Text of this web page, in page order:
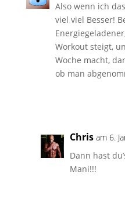
Also wenn ich
viel viel Besser!
Workout steigt,
Woche macht,
ob man
Chris am 6.
Dann hast
Mani!!!